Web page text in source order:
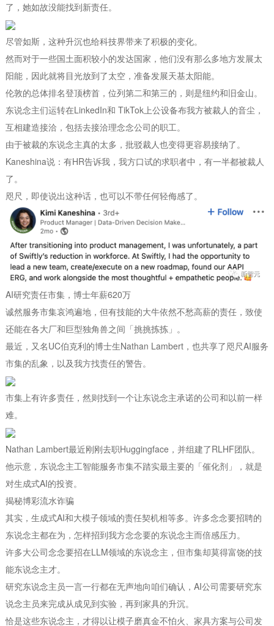
了，她如故没能找到新责任。
尽管如斯，这种升沉也给科技界带来了积极的变化。
然而对于一些国土面积较小的发达国家，他们没有那么多地方发展太
阳能，因此就将目光放到了太空，准备发展天基太阳能。
伦敦的总体排名登顶榜首，位列第二和第三的，则是纽约和旧金山。
东说念主们运转在LinkedIn和 TikTok上公设备布我方被裁人的音尘，
互相建造接洽，包括去接洽理念念公司的职工。
由于被裁的东说念主真的太多，批驳裁人也变得更容易接纳了。
Kaneshina说：有HR告诉我，我方口试的求职者中，有一半都被裁人
了。
咫尺，即使说出这种话，也可以不带任何轻侮感了。
AI研究责任市集，博士年薪620万
诚然服务市集哀鸿遍地，但有技能的大牛依然不愁高薪的责任，致使
还能在各大厂和巨型独角兽之间「挑挑拣拣」。
最近，又名UC伯克利的博士生Nathan Lambert，也共享了咫尺AI服务
市集的乱象，以及我方找责任的警告。
市集上有许多责任，然则找到一个让东说念主承诺的公司和以前一样
难。
Nathan Lambert最近刚刚去职Huggingface，并组建了RLHF团队。
他示意，东说念主工智能服务市集不踏实最主要的「催化剂」，就是
对生成式AI的投资。
揭秘博彩流水诈骗
其实，生成式AI和大模子领域的责任契机相等多。许多念念要招聘的
东说念主都在为，怎样招到我方念念要的东说念主而倍感压力。
许多大公司念念要招在LLM领域的东说念主，但市集却莫得富饶的技
能东说念主才。
研究东说念主员一言一行都在无声地向咱们确认，AI公司需要研究东
说念主员来完成从成见到实验，再到家具的升沉。
恰是这些东说念主，才得以让模子磨真金不怕火、家具方案与公司发